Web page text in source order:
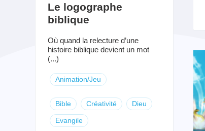
Le logographe
biblique
Où quand la relecture d’une
histoire biblique devient un mot
(...)
Animation/Jeu
Bible Créativité Dieu
Evangile